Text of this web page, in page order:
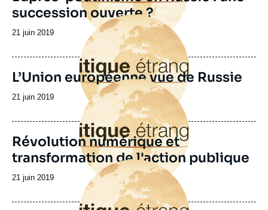
succession ouverte ?
Date
publication
21 juin 2019
Image
principale
L’Union européenne vue de Russie
Date
publication
21 juin 2019
Image
principale
Révolution numérique et
transformation de l'action publique
Date
publication
21 juin 2019
Image
principale